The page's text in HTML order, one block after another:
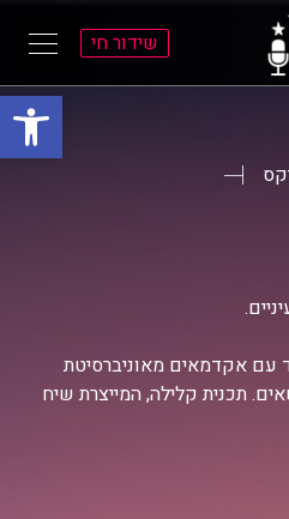
פתח
שידור חי
אקדמאים מאוניברסיטת
תכנית קלילה, המייצרת שיח